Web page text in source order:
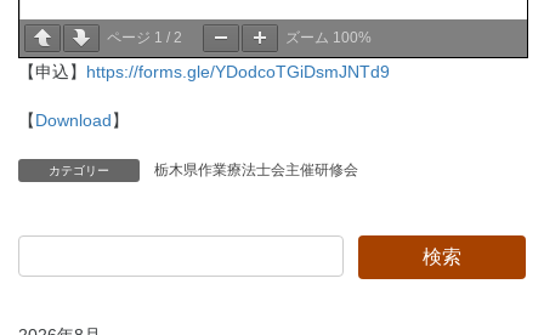
ページ 1 / 2 ズーム 100%
【申込】 https://forms.gle/YDodcoTGiDsmJNTd9
【Download】
カテゴリー 栃木県作業療法士会主催研修会